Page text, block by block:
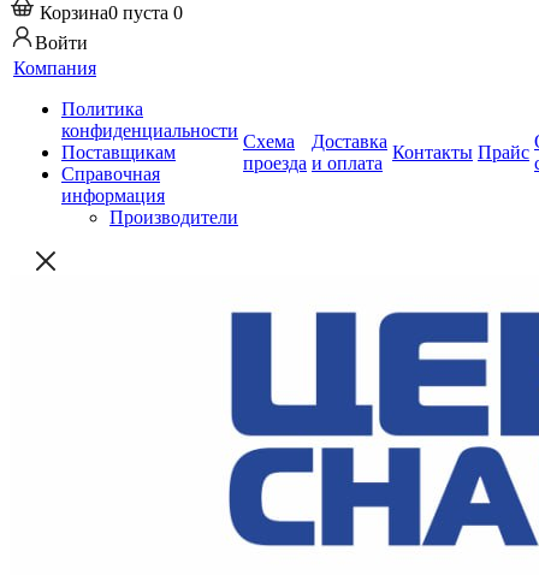
Корзина0 пуста 0
Войти
Компания
Политика
конфиденциальности
Поставщикам
Справочная
информация
Производители
Схема
проезда
Доставка
и оплата
Контакты Прайс